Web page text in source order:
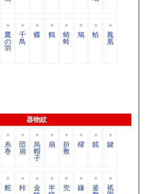
鷹
の
羽
千
鳥
蝶 鶴 蜻
蛉
鳩 蛤 鳳
凰
器物紋
糸
巻
団
扇
烏
帽
子
扇 折
敷
櫂 鏡 鍵
舵 桛 金 半 兜 鎌 釜 祇